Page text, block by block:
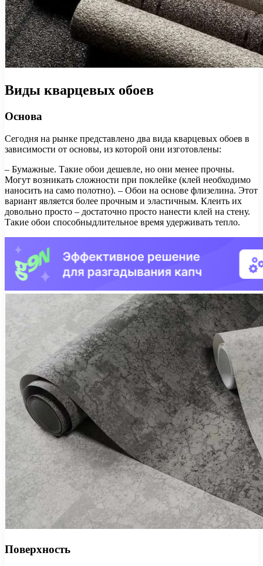
Виды кварцевых обоев
Основа
Сегодня на рынке представлено два вида кварцевых обоев в
зависимости от основы, из которой они изготовлены:
– Бумажные. Такие обои дешевле, но они менее прочны.
Могут возникать сложности при поклейке (клей необходимо
наносить на само полотно). – Обои на основе флизелина. Этот
вариант является более прочным и эластичным. Клеить их
довольно просто – достаточно просто нанести клей на стену.
Такие обои способныдлительное время удерживать тепло.
Поверхность